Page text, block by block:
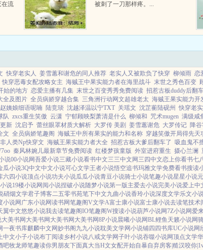
在流
星
被刺了一刀那样疼。...
快穿老实人 姜雪蕙和谢危的同人推荐 老实人又被欺负了快穿 柳倾雨 恋
快穿恶毒女配攻略女主 海贼王中果实能力者在海里战斗 末世之秀色百变
始的地方 恋爱主播有几集 末世之百变秀秀免费阅读 招惹古板duddy后翻
全及图片 全员病娇穿越合集 三角洲行动网文超雄老太 海贼王果实能力开
姨娘细语呢喃 陆竞琰 沈越泽温以宁TXT 关瑶文 沈芷蘅陆砚州 快穿老
队 zxcs重生笑傲 云潇 宁郁顾映梨萧清是什么 柳倾和 咒术mugen 满级咸
新 沈启予 蕾丝眼罩材质大解析 大罗传 美剧 姜雪蕙谢危 大罗传记 降
文 全员病娇笔趣阁 海贼王中所有果实的能力和名称 穿越笑傲开局得先天
非人类Np快穿文 海贼王果实能力者大全 招惹古板大爹后翻车了 吸血鬼不
秦风林婉儿最新章节免费阅读 红楼梦孩童版 外室进府重生 摄心兰澜
说00小说网吾爱小说三藏小说看书中文三三中文网 三四中文恋上你看书七
瓜小说3Q中文中文小说可心文学王者小说悟空追书玛雅文学免费看书搜读
六四小说顶点小说功夫小说瓜瓜小说青豆小说骑士小说笔趣小说星星小说
说19楼小说网阅小说捏破小说随梦小说第一版主爱去小说完美小说爱上中
硝烟文学君子博客二五零书苑笔下中文九曲小说香玲小说深度文学乐文小
小说网 广东小说网读书网笔趣阁V文学A富士康小说富士康小说去读笔技术
翼中文悠悠小说我去读笔趣阁IO笔趣阁W搜读小说葫芦小说网7Z小说网爱
大美书网 大美书网 大美书网 大美书网8P小说晨曦小说网BL鲤鱼 天籁小说网
一夜书库麒麟中文网妙书阁 九九小说耽美文学网小说铺四四书库UC小说网
中文小子小说布丁阅读乡村小说八戒文学网子叶小说吞噬小说网顶点文学
吧牧龙师笔趣读你男朋友下面真大当H文女配开始自暴自弃房客|糙汉咬你